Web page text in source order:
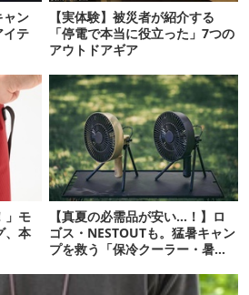
ャン
イテ
【実体験】被災者が紹介する
「停電で本当に役立った」7つの
アウトドアギア
」モ
、本
【真夏の必需品が安い…！】ロ
ゴス・NESTOUTも。猛暑キャン
プを救う「保冷クーラー・暑さ